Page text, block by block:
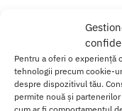
Pentru a oferi o experiență
tehnologii precum cookie-
despre dispozitivul tău.
permite nouă și
Nu a fost găsit niciun
ta.